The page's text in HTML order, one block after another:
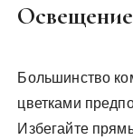
Освещение
Большинство
цветками
Избегайте